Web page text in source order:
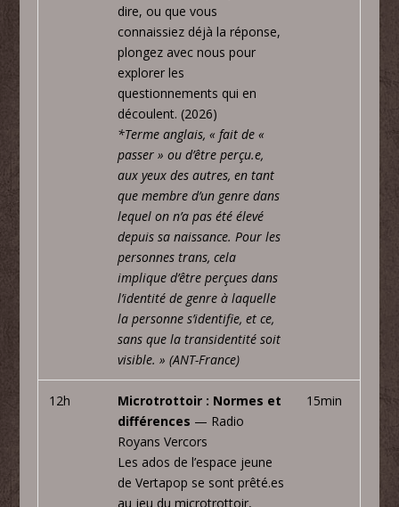
dire, ou que vous
connaissiez déjà la réponse,
plongez avec nous pour
explorer les
questionnements qui en
découlent. (2026)
*Terme anglais, « fait de «
passer » ou d’être perçu.e,
aux yeux des autres, en tant
que membre d’un genre dans
lequel on n’a pas été élevé
depuis sa naissance. Pour les
personnes trans, cela
implique d’être perçues dans
l’identité de genre à laquelle
la personne s’identifie, et ce,
sans que la transidentité soit
visible. » (ANT-France)
12h
Microtrottoir : Normes et
différences — Radio
Royans Vercors
Les ados de l’espace jeune
de Vertapop se sont prêté.es
au jeu du microtrottoir,
15min